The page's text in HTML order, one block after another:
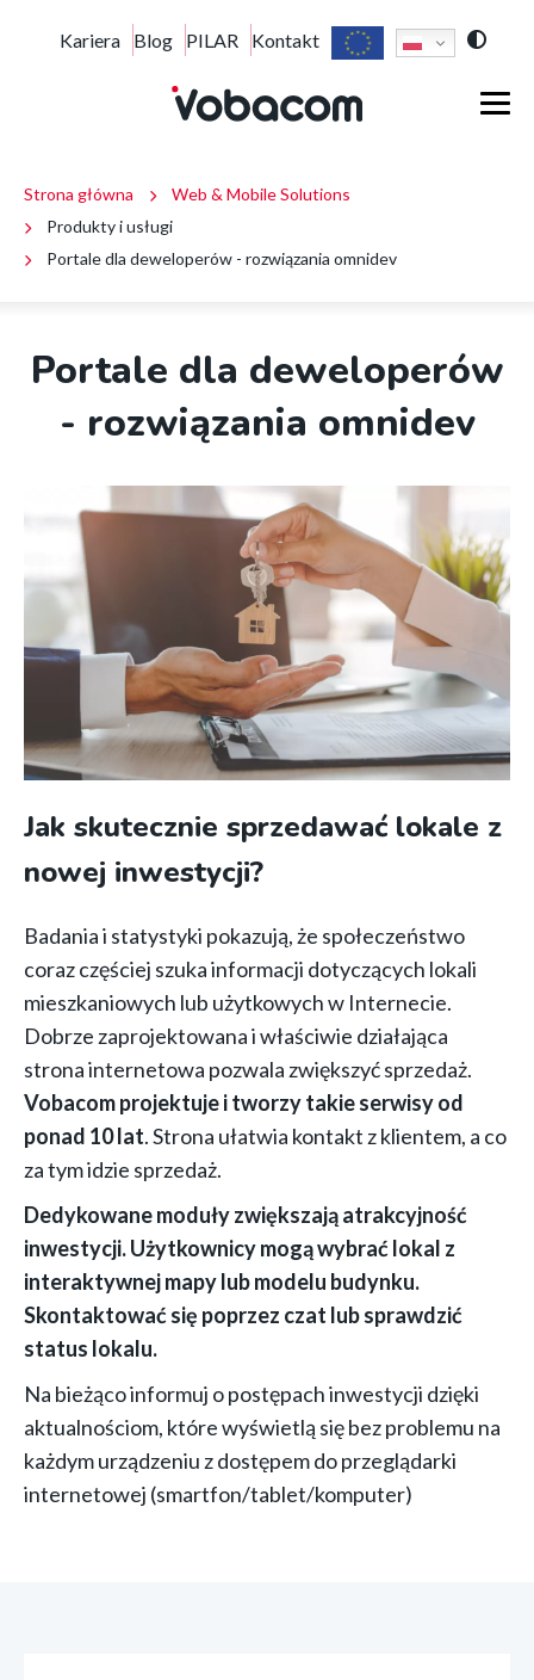
Portale
deweloperów
rozwiązania
VOBACOM
Inteligentne
rozwiązania
instytucji
Przejdź
Przejdź
Przejdź
Top
Kariera Blog PILAR Kontakt
block
Ścieżka
nawigacyjna
Strona główna
Web & Mobile Solutions
Produkty i usługi
Portale dla deweloperów - rozwiązania omnidev
Portale dla deweloperów
- rozwiązania omnidev
Jak skutecznie sprzedawać lokale z
nowej inwestycji?
Badania i statystyki pokazują, że społeczeństwo
coraz częściej szuka informacji dotyczących lokali
mieszkaniowych lub użytkowych w Internecie.
Dobrze zaprojektowana i właściwie działająca
strona internetowa pozwala zwiększyć sprzedaż.
Vobacom projektuje i tworzy takie serwisy od
ponad 10 lat. Strona ułatwia kontakt z klientem, a co
za tym idzie sprzedaż.
Dedykowane moduły zwiększają atrakcyjność
inwestycji. Użytkownicy mogą wybrać lokal z
interaktywnej mapy lub modelu budynku.
Skontaktować się poprzez czat lub sprawdzić
status lokalu.
Na bieżąco informuj o postępach inwestycji dzięki
aktualnościom, które wyświetlą się bez problemu na
każdym urządzeniu z dostępem do przeglądarki
internetowej (smartfon/tablet/komputer)